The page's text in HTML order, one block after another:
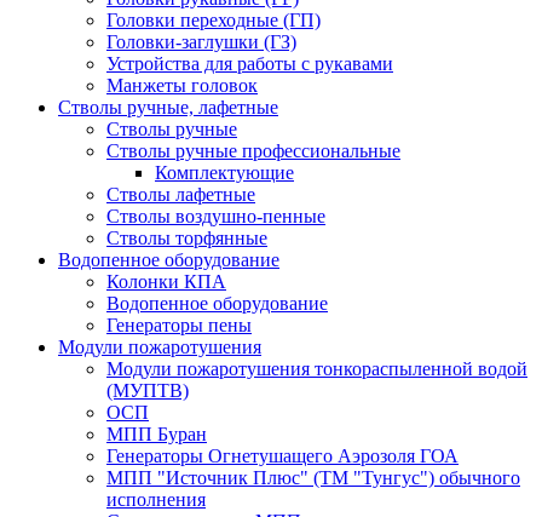
Головки переходные (ГП)
Головки-заглушки (ГЗ)
Устройства для работы с рукавами
Манжеты головок
Стволы ручные, лафетные
Стволы ручные
Стволы ручные профессиональные
Комплектующие
Стволы лафетные
Стволы воздушно-пенные
Стволы торфянные
Водопенное оборудование
Колонки КПА
Водопенное оборудование
Генераторы пены
Модули пожаротушения
Модули пожаротушения тонкораспыленной водой
(МУПТВ)
ОСП
МПП Буран
Генераторы Огнетушащего Аэрозоля ГОА
МПП "Источник Плюс" (ТМ "Тунгус") обычного
исполнения